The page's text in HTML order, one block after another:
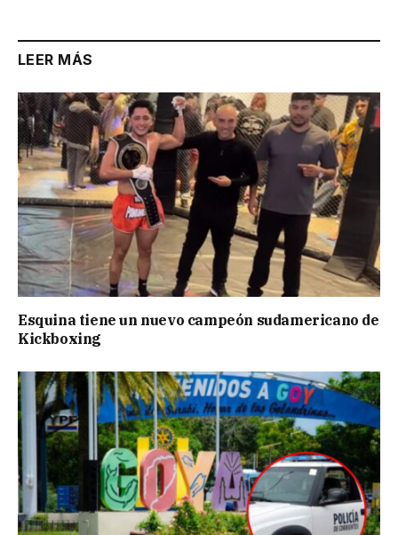
LEER MÁS
Esquina tiene un nuevo campeón sudamericano de
Kickboxing